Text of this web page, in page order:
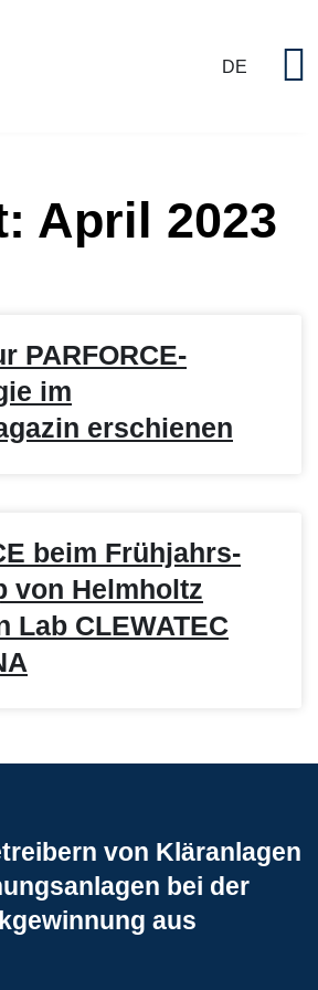
DE
April 2023
PARFORCE-
im
erschienen
beim Frühjahrs-
von Helmholtz
Lab CLEWATEC
von Kläranlagen
bei der
aus